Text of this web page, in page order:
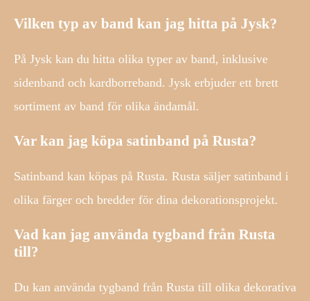
Vilken typ av band kan jag hitta på Jysk?
På Jysk kan du hitta olika typer av band, inklusive
sidenband och kardborreband. Jysk erbjuder ett brett
sortiment av band för olika ändamål.
Var kan jag köpa satinband på Rusta?
Satinband kan köpas på Rusta. Rusta säljer satinband i
olika färger och bredder för dina dekorationsprojekt.
Vad kan jag använda tygband från Rusta
till?
Du kan använda tygband från Rusta till olika dekorativa